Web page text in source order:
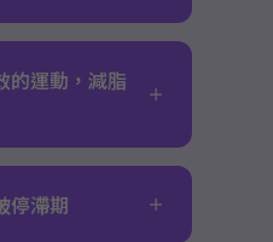
的運動，減脂
停滯期